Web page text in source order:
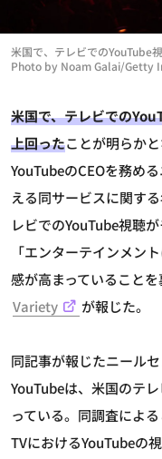
Photo by Noam Galai/Getty
米国で、テレビでのYouTube
米国で、テレビでの
上回ったことが明らかと
YouTubeのCEOを務め
える同サービスに関す
レビでのYouTube視聴
「エンターテインメン
感が高まっていること
Variety
が報じた。
同記事が報じたニール
YouTubeは、米国のテ
っている。同調査によ
TVにおけるYouTubeの